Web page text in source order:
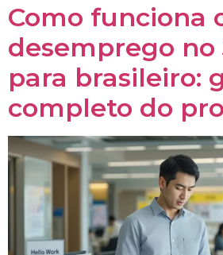
Como funciona
desemprego no
para brasileiro:
completo do